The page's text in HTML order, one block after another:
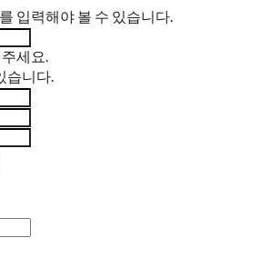
입력해야 볼 수 있습니다.
세요.
습니다.